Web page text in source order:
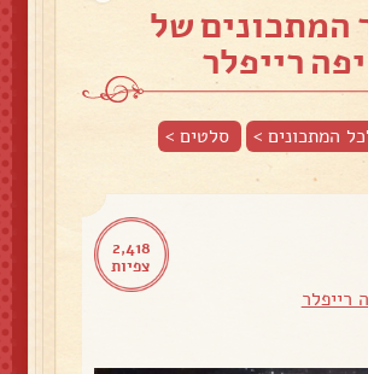
המתכונים של
יפה רייפלר
המתכונים > סלטים>
2,418
צפיות
רייפלר